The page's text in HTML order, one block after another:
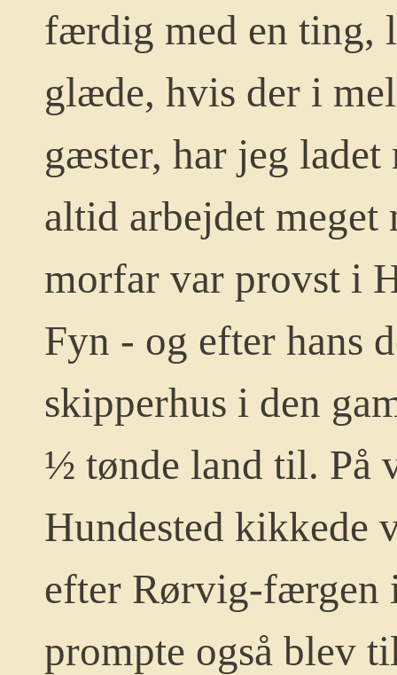
færdig med en ting,
glæde, hvis der i
gæster, har jeg
altid arbejdet
morfar var provst i
Fyn - og efter hans
skipperhus i den
½ tønde land til. På
Hundested kikkede
efter Rørvig-færgen
prompte også blev